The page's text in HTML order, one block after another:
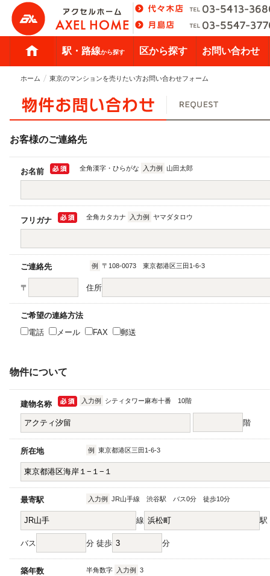
駅・路線から探す 区から探す お問い合わせ
ホーム 東京のマンションを売りたい方お問い合わせフォーム
お客様のご連絡先
お名前 全角漢字・ひらがな 入力例 山田太郎
フリガナ 全角カタカナ 入力例 ヤマダタロウ
ご連絡先 例 〒108-0073 東京都港区三田1-6-3
〒 住所
ご希望の連絡方法
電話
メール FAX 郵送
物件について
建物名称 入力例 シティタワー麻布十番 10階
階
所在地 例 東京都港区三田1-6-3
最寄駅 入力例 JR山手線 渋谷駅 バス0分 徒歩10分
線 駅
バス 分 徒歩 分
築年数 半角数字 入力例 3